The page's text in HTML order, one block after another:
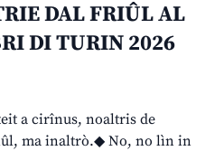
DAL FRIÛL AL
DI TURIN 2026
a cirînus, noaltris de
ma inaltrò.◆ No, no lìn in